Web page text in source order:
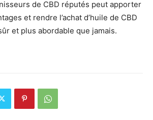
de CBD réputés peut apporter
et rendre l’achat d’huile de CBD
et plus abordable que jamais.